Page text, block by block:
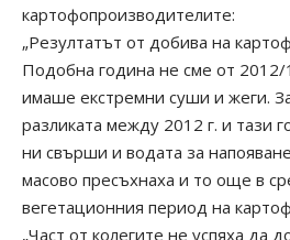
картофопроизводителите:
„Резултатът от добива на
Подобна година не сме от 2012/
имаше екстремни суши и жеги.
разликата между 2012 г. и тази
ни свърши и водата за
масово пресъхнаха и то още в
вегетационния период на
„Част от колегите не успяха да